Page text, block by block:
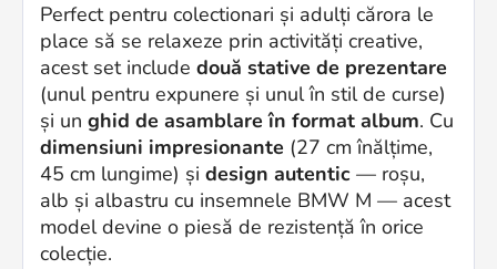
Perfect pentru colectionari și adulți cărora le
place să se relaxeze prin activități creative,
acest set include două stative de prezentare
(unul pentru expunere și unul în stil de curse)
și un ghid de asamblare în format album. Cu
dimensiuni impresionante (27 cm înălțime,
45 cm lungime) și design autentic — roșu,
alb și albastru cu insemnele BMW M — acest
model devine o piesă de rezistență în orice
colecție.